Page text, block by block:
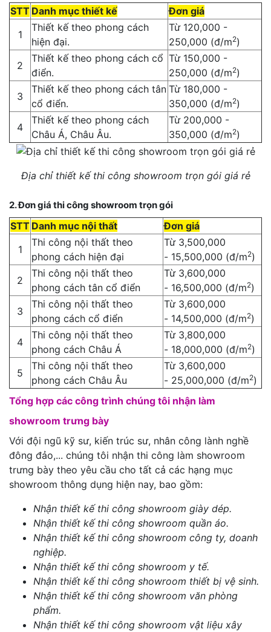
STT Danh mục thiết kế
Đơn giá
1
Thiết kế theo phong cách
hiện đại.
Từ 120,000 -
250,000 (đ/m2)
2
Thiết kế theo phong cách cổ
điển.
Từ 150,000 -
250,000 (đ/m2)
3
Thiết kế theo phong cách tân
cổ điển.
Từ 180,000 -
350,000 (đ/m2)
4
Thiết kế theo phong cách
Châu Á, Châu Âu.
Từ 200,000 -
350,000 (đ/m2)
Địa chỉ thiết kế thi công showroom trọn gói giá rẻ
2. Đơn giá thi công showroom trọn gói
STT Danh mục nội thất
Đơn giá
1
Thi công nội thất theo
phong cách hiện đại
Từ 3,500,000
- 15,500,000 (đ/m2)
2
Thi công nội thất theo
phong cách tân cổ điển
Từ 3,600,000
- 16,500,000 (đ/m2)
3
Thi công nội thất theo
phong cách cổ điển
Từ 3,600,000
- 14,500,000 (đ/m2)
4
Thi công nội thất theo
phong cách Châu Á
Từ 3,800,000
- 18,000,000 (đ/m2)
5
Thi công nội thất theo
phong cách Châu Âu
Từ 3,600,000
- 25,000,000 (đ/m2)
Tổng hợp các công trình chúng tôi nhận làm
showroom trưng bày
Với đội ngũ kỹ sư, kiến trúc sư, nhân công lành nghề
đông đảo,... chúng tôi nhận thi công làm showroom
trưng bày theo yêu cầu cho tất cả các hạng mục
showroom thông dụng hiện nay, bao gồm:
Nhận thiết kế thi công showroom giày dép.
Nhận thiết kế thi công showroom quần áo.
Nhận thiết kế thi công showroom công ty, doanh
nghiệp.
Nhận thiết kế thi công showroom y tế.
Nhận thiết kế thi công showroom thiết bị vệ sinh.
Nhận thiết kế thi công showroom văn phòng
phẩm.
Nhận thiết kế thi công showroom vật liệu xây